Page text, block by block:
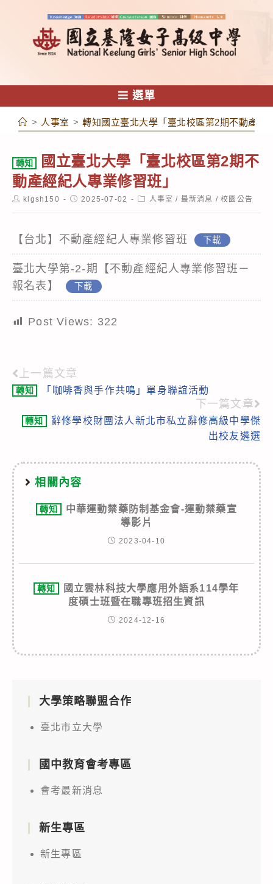
容
選單
> 人事室 > 轉知國立臺北大學「臺北校區第2期不動產經
轉知
國立臺北大學「臺北校區第2期不
動產經紀人專業修習班」
Postklgsh150
Post2025-07-02
Post人事室 / 最新消息 / 校園公告
【台北】不動產經紀人專業修習班 下載
臺北大學第-2-期【不動產經紀人專業修習班－
報名表】
下載
Post Views: 322
Read
more
articles
上一篇文章
轉知 「咖啡香與手作共鳴」單身聯誼活動
下一篇文章
轉知
辭修學校財團法人新北市私立辭修高級中學傑
出校友遴選
相關內容
轉知
中華運動禁藥防制基金會-運動禁藥宣
導影片
2023-04-10
轉知
國立雲林科技大學應用外語系114學年
度碩士班暨在職專班招生資訊
2024-12-16
大學策略聯盟合作
臺北市立大學
國中教育會考專區
會考最新消息
新生專區
新生專區